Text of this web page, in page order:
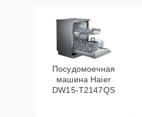
Посудомоечная
машина Haier
DW15-T2147QS